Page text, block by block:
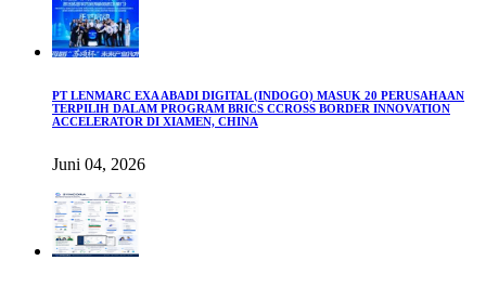
PT LENMARC EXA ABADI DIGITAL (INDOGO) MASUK 20 PERUSAHAAN
TERPILIH DALAM PROGRAM BRICS CCROSS BORDER INNOVATION
ACCELERATOR DI XIAMEN, CHINA
Juni 04, 2026